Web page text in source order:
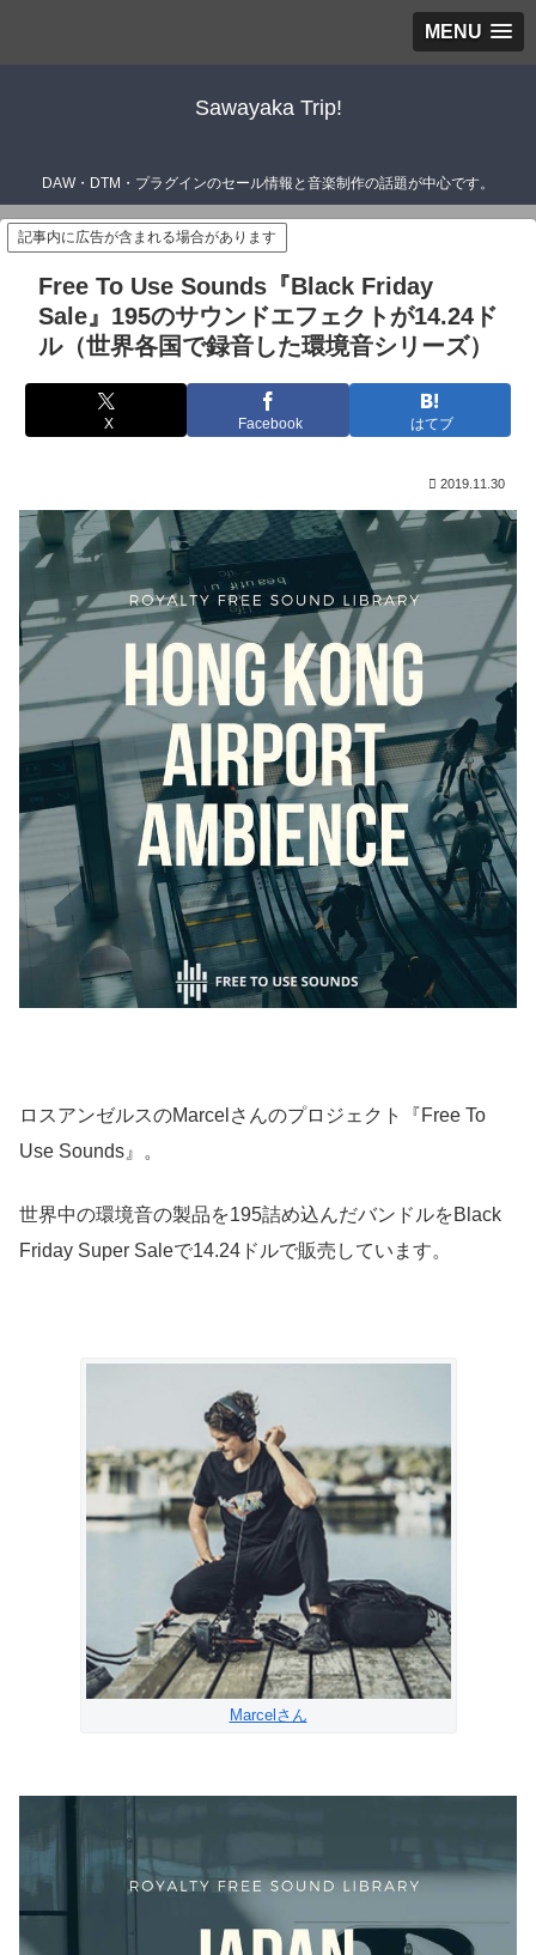
MENU
Sawayaka Trip!
DAW・DTM・プラグインのセール情報と音楽制作の話題が中心です。
記事内に広告が含まれる場合があります
Free To Use Sounds『Black Friday
Sale』195のサウンドエフェクトが14.24ド
ル（世界各国で録音した環境音シリーズ）
X Facebook はてブ
2019.11.30
ロスアンゼルスのMarcelさんのプロジェクト『Free To
Use Sounds』。
世界中の環境音の製品を195詰め込んだバンドルをBlack
Friday Super Saleで14.24ドルで販売しています。
Marcelさん